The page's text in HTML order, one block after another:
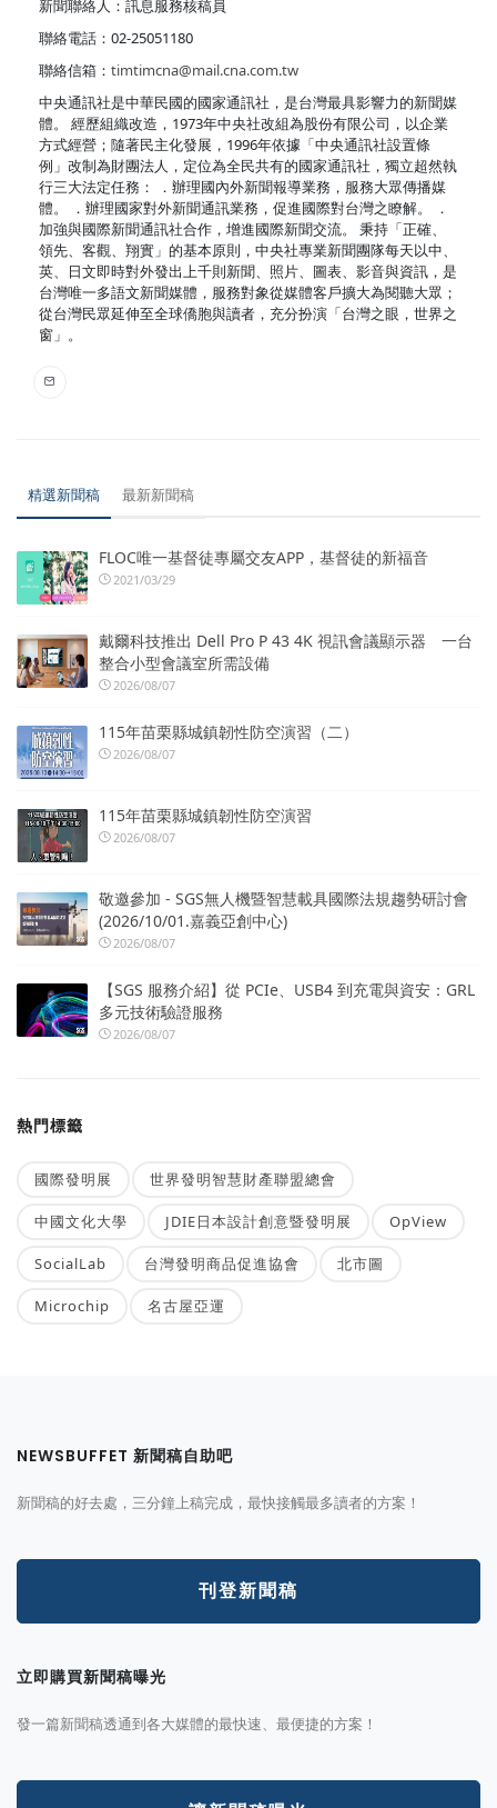
新聞聯絡人：訊息服務核稿員
聯絡電話：02-25051180
聯絡信箱： timtimcna@mail.cna.com.tw
中央通訊社是中華民國的國家通訊社，是台灣最具影響力的新聞媒
體。 經歷組織改造，1973年中央社改組為股份有限公司，以企業
方式經營；隨著民主化發展，1996年依據「中央通訊社設置條
例」改制為財團法人，定位為全民共有的國家通訊社，獨立超然執
行三大法定任務： ．辦理國內外新聞報導業務，服務大眾傳播媒
體。 ．辦理國家對外新聞通訊業務，促進國際對台灣之瞭解。 ．
加強與國際新聞通訊社合作，增進國際新聞交流。 秉持「正確、
領先、客觀、翔實」的基本原則，中央社專業新聞團隊每天以中、
英、日文即時對外發出上千則新聞、照片、圖表、影音與資訊，是
台灣唯一多語文新聞媒體，服務對象從媒體客戶擴大為閱聽大眾；
從台灣民眾延伸至全球僑胞與讀者，充分扮演「台灣之眼，世界之
窗」。
精選新聞稿 最新新聞稿
FLOC唯一基督徒專屬交友APP，基督徒的新福音
2021/03/29
戴爾科技推出 Dell Pro P 43 4K 視訊會議顯示器 一台
整合小型會議室所需設備
2026/08/07
115年苗栗縣城鎮韌性防空演習（二）
2026/08/07
115年苗栗縣城鎮韌性防空演習
2026/08/07
敬邀參加 - SGS無人機暨智慧載具國際法規趨勢研討會
(2026/10/01.嘉義亞創中心)
2026/08/07
【SGS 服務介紹】從 PCIe、USB4 到充電與資安：GRL
多元技術驗證服務
2026/08/07
熱門標籤
國際發明展 世界發明智慧財產聯盟總會
中國文化大學 JDIE日本設計創意暨發明展 OpView
SocialLab 台灣發明商品促進協會 北市圖
Microchip 名古屋亞運
NEWSBUFFET 新聞稿自助吧
新聞稿的好去處，三分鐘上稿完成，最快接觸最多讀者的方案！
刊登新聞稿
立即購買新聞稿曝光
發一篇新聞稿透通到各大媒體的最快速、最便捷的方案！